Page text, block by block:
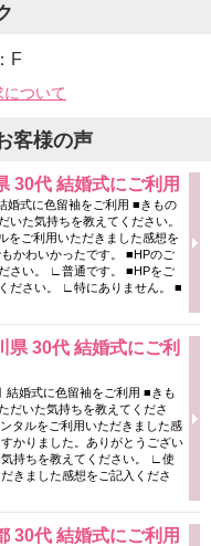
F
ついて
客様の声
30代 結婚式にご利用
式に色留袖をご利用 ■きもの
いた気持ちを教えてください。
をご利用いただきました感想を
かわいかったです。 ■HPのご
さい。 ∟普通です。 ■HPをご
ださい。 ∟特にありません。 ■
県 30代 結婚式にご利
婚式に色留袖をご利用 ■きも
だいた気持ちを教えてくださ
タルをご利用いただきました感
かりました。ありがとうござい
持ちを教えてください。 ∟使
きました感想をご記入くださ
30代 結婚式にご利用